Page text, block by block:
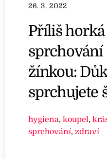
26. 3. 2022
Příliš horká
žínkou:
sprchujete
hygiena,koupel,
sprchování,zdraví